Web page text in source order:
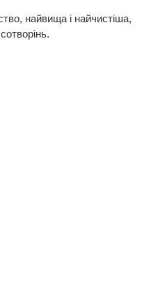
найвища і найчистіша,